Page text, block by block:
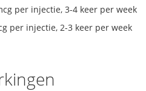
per injectie, 3-4 keer per week
per injectie, 2-3 keer per week